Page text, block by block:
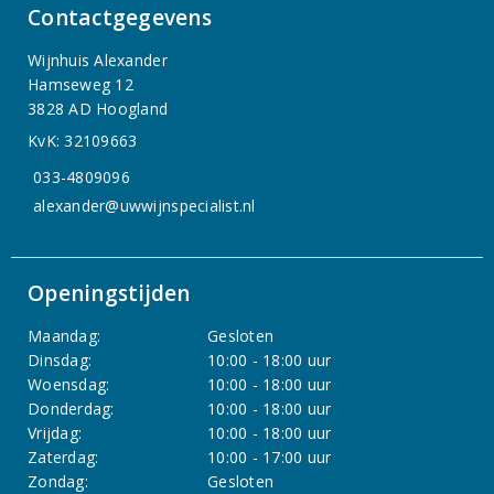
Contactgegevens
Wijnhuis Alexander
Hamseweg 12
3828 AD Hoogland
KvK: 32109663
033-4809096
alexander@uwwijnspecialist.nl
Openingstijden
Maandag:
Gesloten
Dinsdag:
10:00 - 18:00 uur
Woensdag:
10:00 - 18:00 uur
Donderdag:
10:00 - 18:00 uur
Vrijdag:
10:00 - 18:00 uur
Zaterdag:
10:00 - 17:00 uur
Zondag:
Gesloten